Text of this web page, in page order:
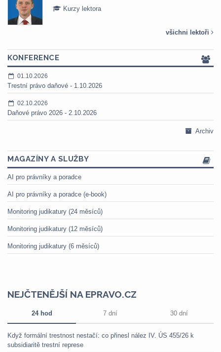
Kurzy lektora
všichni lektoři
KONFERENCE
01.10.2026
Trestní právo daňové - 1.10.2026
02.10.2026
Daňové právo 2026 - 2.10.2026
Archiv
MAGAZÍNY A SLUŽBY
AI pro právníky a poradce
AI pro právníky a poradce (e-book)
Monitoring judikatury (24 měsíců)
Monitoring judikatury (12 měsíců)
Monitoring judikatury (6 měsíců)
NEJČTENĚJŠÍ NA EPRAVO.CZ
24 hod 7 dní 30 dní
Když formální trestnost nestačí: co přinesl nález IV. ÚS 455/26 k
subsidiaritě trestní represe